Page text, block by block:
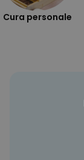
Cura personale